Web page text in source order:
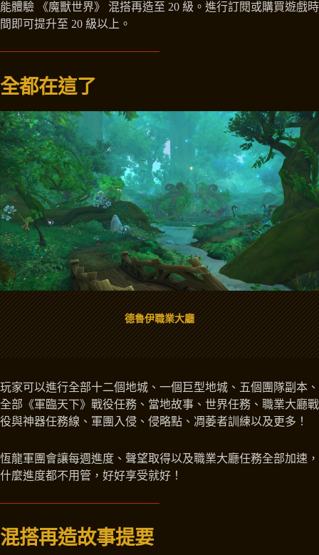
能體驗 《魔獸世界》 混搭再造至 20 級。進行訂閱或購買遊戲時
間即可提升至 20 級以上。
全都在這了
德魯伊職業大廳
玩家可以進行全部十二個地城、一個巨型地城、五個團隊副本、
全部《軍臨天下》戰役任務、當地故事、世界任務、職業大廳戰
役與神器任務線、軍團入侵、侵略點、凋萎者訓練以及更多！
恆龍軍團會讓每週進度、聲望取得以及職業大廳任務全部加速，
什麼進度都不用管，好好享受就好！
混搭再造故事提要